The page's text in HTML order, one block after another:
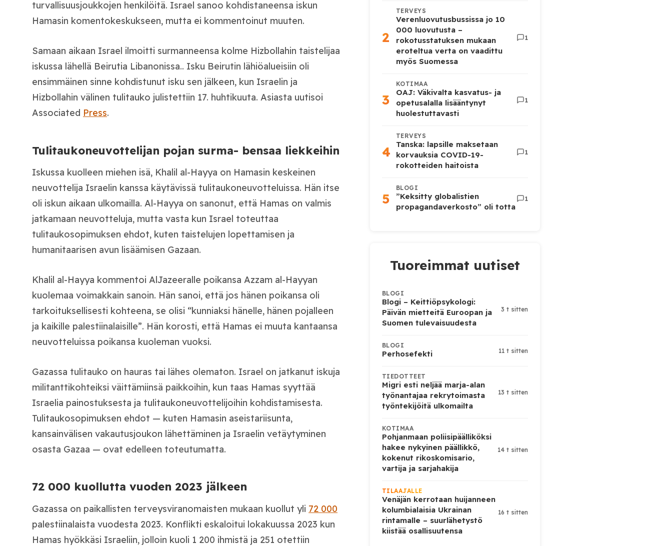
turvallisuusjoukkojen henkilöitä. Israel sanoo kohdistaneensa iskun
Hamasin komentokeskukseen, mutta ei kommentoinut muuten.
Samaan aikaan Israel ilmoitti surmanneensa kolme Hizbollahin taistelijaa
iskussa lähellä Beirutia Libanonissa.. Isku Beirutin lähiöalueisiin oli
ensimmäinen sinne kohdistunut isku sen jälkeen, kun Israelin ja
Hizbollahin välinen tulitauko julistettiin 17. huhtikuuta. Asiasta uutisoi
Associated Press.
Tulitaukoneuvottelijan pojan surma- bensaa liekkeihin
Iskussa kuolleen miehen isä, Khalil al-Hayya on Hamasin keskeinen
neuvottelija Israelin kanssa käytävissä tulitaukoneuvotteluissa. Hän itse
oli iskun aikaan ulkomailla. Al-Hayya on sanonut, että Hamas on valmis
jatkamaan neuvotteluja, mutta vasta kun Israel toteuttaa
tulitaukosopimuksen ehdot, kuten taistelujen lopettamisen ja
humanitaarisen avun lisäämisen Gazaan.
Khalil al-Hayya kommentoi AlJazeeralle poikansa Azzam al-Hayyan
kuolemaa voimakkain sanoin. Hän sanoi, että jos hänen poikansa oli
tarkoituksellisesti kohteena, se olisi “kunniaksi hänelle, hänen pojalleen
ja kaikille palestiinalaisille”. Hän korosti, että Hamas ei muuta kantaansa
neuvotteluissa poikansa kuoleman vuoksi.
Gazassa tulitauko on hauras tai lähes olematon. Israel on jatkanut iskuja
militanttikohteiksi väittämiinsä paikkoihin, kun taas Hamas syyttää
Israelia painostuksesta ja tulitaukoneuvottelijoihin kohdistamisesta.
Tulitaukosopimuksen ehdot — kuten Hamasin aseistariisunta,
kansainvälisen vakautusjoukon lähettäminen ja Israelin vetäytyminen
osasta Gazaa — ovat edelleen toteutumatta.
72 000 kuollutta vuoden 2023 jälkeen
Gazassa on paikallisten terveysviranomaisten mukaan kuollut yli 72 000
palestiinalaista vuodesta 2023. Konflikti eskaloitui lokakuussa 2023 kun
Hamas hyökkäsi Israeliin, jolloin kuoli 1 200 ihmistä ja 251 otettiin
2
TERVEYS
Verenluovutusbussissa jo 10
000 luovutusta –
rokotusstatuksen mukaan
eroteltua verta on vaadittu
myös Suomessa
1
3
KOTIMAA
OAJ: Väkivalta kasvatus- ja
opetusalalla lisääntynyt
huolestuttavasti
1
4
TERVEYS
Tanska: lapsille maksetaan
korvauksia COVID-19-
rokotteiden haitoista
1
5
BLOGI
”Keksitty globalistien
propagandaverkosto” oli totta
1
Tuoreimmat uutiset
BLOGI
Blogi – Keittiöpsykologi:
Päivän mietteitä Euroopan ja
Suomen tulevaisuudesta
3 t sitten
BLOGI
Perhosefekti 11 t sitten
TIEDOTTEET
Migri esti neljää marja-alan
työnantajaa rekrytoimasta
työntekijöitä ulkomailta
13 t sitten
KOTIMAA
Pohjanmaan poliisipäälliköksi
hakee nykyinen päällikkö,
kokenut rikoskomisario,
vartija ja sarjahakija
14 t sitten
TILAAJALLE
Venäjän kerrotaan huijanneen
kolumbialaisia Ukrainan
rintamalle – suurlähetystö
kiistää osallisuutensa
16 t sitten